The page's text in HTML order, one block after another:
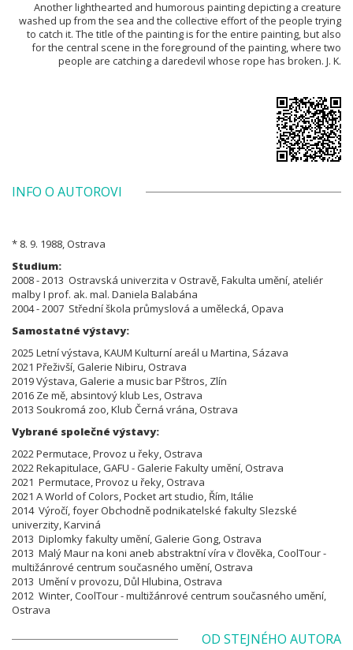
Another lighthearted and humorous painting depicting a creature
washed up from the sea and the collective effort of the people trying
to catch it. The title of the painting is for the entire painting, but also
for the central scene in the foreground of the painting, where two
people are catching a daredevil whose rope has broken. J. K.
INFO O AUTOROVI
* 8. 9. 1988, Ostrava
Studium:
2008 - 2013 Ostravská univerzita v Ostravě, Fakulta umění, ateliér
malby I prof. ak. mal. Daniela Balabána
2004 - 2007 Střední škola průmyslová a umělecká, Opava
Samostatné výstavy:
2025 Letní výstava, KAUM Kulturní areál u Martina, Sázava
2021 Přeživší, Galerie Nibiru, Ostrava
2019 Výstava, Galerie a music bar Pštros, Zlín
2016 Ze mě, absintový klub Les, Ostrava
2013 Soukromá zoo, Klub Černá vrána, Ostrava
Vybrané společné výstavy:
2022 Permutace, Provoz u řeky, Ostrava
2022 Rekapitulace, GAFU - Galerie Fakulty umění, Ostrava
2021 Permutace, Provoz u řeky, Ostrava
2021 A World of Colors, Pocket art studio, Řím, Itálie
2014 Výročí, foyer Obchodně podnikatelské fakulty Slezské
univerzity, Karviná
2013 Diplomky fakulty umění, Galerie Gong, Ostrava
2013 Malý Maur na koni aneb abstraktní víra v člověka, CoolTour -
multižánrové centrum současného umění, Ostrava
2013 Umění v provozu, Důl Hlubina, Ostrava
2012 Winter,CoolTour - multižánrové centrum současného umění,
Ostrava
OD STEJNÉHO AUTORA